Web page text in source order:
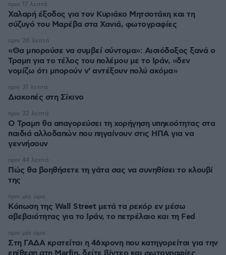
Χαλαρή έξοδος για τον Κυριάκο Μητσοτάκη και τη
σύζυγό του Μαρέβα στα Χανιά, φωτογραφίες
πριν 17 λεπτά
«Θα μπορούσε να συμβεί σύντομα»: Αισιόδοξος ξανά ο
Τραμπ για το τέλος του πολέμου με το Ιράν, «δεν
νομίζω ότι μπορούν ν' αντέξουν πολύ ακόμα»
πριν 20 λεπτά
Διακοπές στη Σίκινο
πριν 31 λεπτά
Ο Τραμπ θα απαγορεύσει τη χορήγηση υπηκοότητας στα
παιδιά αλλοδαπών που πηγαίνουν στις ΗΠΑ για να
γεννήσουν
πριν 32 λεπτά
Πώς θα βοηθήσετε τη γάτα σας να συνηθίσει το κλουβί
της
πριν 44 λεπτά
Κόπωση της Wall Street μετά τα ρεκόρ εν μέσω
αβεβαιότητας για το Ιράν, το πετρέλαιο και τη Fed
πριν μία ώρα
Στη ΓΑΔΑ κρατείται η 46χρονη που κατηγορείται για την
πριν μία ώρα